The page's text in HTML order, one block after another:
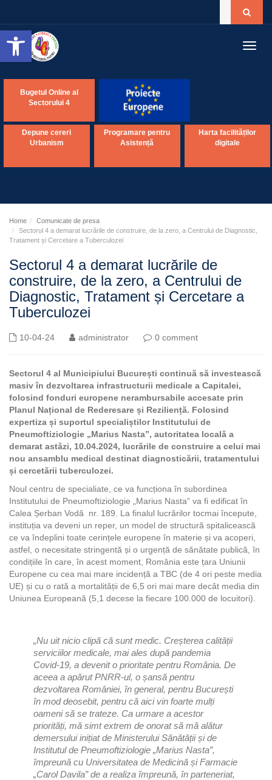
Open toolbar
Bugetul Online al
Sectorului 4
Depune cereri
Urbanism
Programare pentru
Asistență
Harta facilităților
digitale
Home
Comunicate de presa
Sectorul 4 a demarat lucrările de construire, de la zero, a Centrului de Diagnostic,
Tratament și Cercetare a Tuberculozei
Sectorul 4 a demarat lucrările de
construire, de la zero, a Centrului de
Diagnostic, Tratament și Cercetare a
Tuberculozei
10-04-24 administrator 0 comment
Sectorul 4 al Municipiului București continuă să investească
masiv în dezvoltarea infrastructurii medicale a Capitalei,
folosind fonduri europene nerambursabile accesate prin
Planul Național de Rederesare și Reziliență. Folosind
expertiza și suportul specialiștilor Institutului de
Pneumoftiziologie „Marius Nasta”, autoritatea locală a
demarat astăzi, 10.04.2024, lucrările de construire a celui mai
nou ansamblu medical destinat diagnosticării, tratamentului
și cercetării tuberculozei.
Noul centru de specialiate, ce va funcționa în subordinea
Institutului de Pneumoftiziologie „Marius Nasta” va fi edificat în
Calea Șerban Vodă nr. 189. La finalul lucrărilor tocmai începute,
instituția va deveni un reper, un model de structură spitalicească
ce va îndeplini toate cerințele europene în materie și va acoperi,
astfel, o necesitate stringentă și o urgență de sănătate publică, în
condițiile în care, în acest moment, România este țara Uniunii
Europene cu cea mai mare incidență a TBC (de 4 ori peste media
UE) și cu o rată a mortalității de 6,5 ori mai mare decât media din
Uniunea Europeană (5,1 decese la fiecare 100.000 de locuitori).
„Nu uit nicio clipă că sunt medic. Creșterea calității
serviciilor medicale, mai ales după pandemia
Covid-19, a devenit o prioritate pentru România. De
aceea a apărut PNRR-ul, o șansă pentru
dezvoltarea României, în general, pentru București
în mod deosebit, pentru că aici vin foarte mulți
oameni să se trateze. Ca urmare a acestor
priorități, mă simt extrem de onorat să mă alătur
demersului inițiat de Ministerului Sănătății și de
Institutul de Pneumoftiziologie „Marius Nasta”,
împreună cu Universitatea de Medicină și Farmacie
„Carol Davila” de a realiza împreună, în parteneriat,